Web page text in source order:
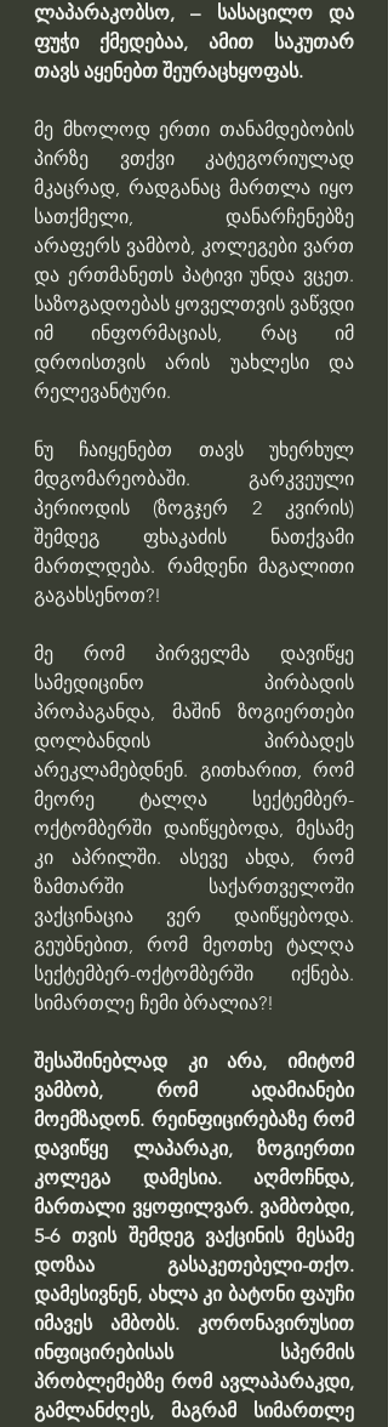
ლაპარაკობსო, – სასაცილო და
ფუჭი ქმედებაა, ამით საკუთარ
თავს აყენებთ შეურაცხყოფას.
მე მხოლოდ ერთი თანამდებობის
პირზე ვთქვი კატეგორიულად
მკაცრად, რადგანაც მართლა იყო
სათქმელი, დანარჩენებზე
არაფერს ვამბობ, კოლეგები ვართ
და ერთმანეთს პატივი უნდა ვცეთ.
საზოგადოებას ყოველთვის ვაწვდი
იმ ინფორმაციას, რაც იმ
დროისთვის არის უახლესი და
რელევანტური.
ნუ ჩაიყენებთ თავს უხერხულ
მდგომარეობაში. გარკვეული
პერიოდის (ზოგჯერ 2 კვირის)
შემდეგ ფხაკაძის ნათქვამი
მართლდება. რამდენი მაგალითი
გაგახსენოთ?!
მე რომ პირველმა დავიწყე
სამედიცინო პირბადის
პროპაგანდა, მაშინ ზოგიერთები
დოლბანდის პირბადეს
არეკლამებდნენ. გითხარით, რომ
მეორე ტალღა სექტემბერ-
ოქტომბერში დაიწყებოდა, მესამე
კი აპრილში. ასევე ახდა, რომ
ზამთარში საქართველოში
ვაქცინაცია ვერ დაიწყებოდა.
გეუბნებით, რომ მეოთხე ტალღა
სექტემბერ-ოქტომბერში იქნება.
სიმართლე ჩემი ბრალია?!
შესაშინებლად კი არა, იმიტომ
ვამბობ, რომ ადამიანები
მოემზადონ. რეინფიცირებაზე რომ
დავიწყე ლაპარაკი, ზოგიერთი
კოლეგა დამესია. აღმოჩნდა,
მართალი ვყოფილვარ. ვამბობდი,
5-6 თვის შემდეგ ვაქცინის მესამე
დოზაა გასაკეთებელი-თქო.
დამესივნენ, ახლა კი ბატონი ფაუჩი
იმავეს ამბობს. კორონავირუსით
ინფიცირებისას სპერმის
პრობლემებზე რომ ავლაპარაკდი,
გამლანძღეს, მაგრამ სიმართლე